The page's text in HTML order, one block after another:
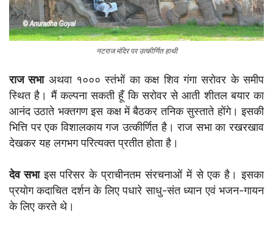
नटराज मंदिर पर उत्कीर्णित हाथी
राज सभाअथवा १००० स्तंभों का कक्ष शिव गंगा सरोवर के समीप
स्थित है। मैं कल्पना सकती हूँ कि सरोवर से आती शीतल बयार का
आनंद उठाते भक्तगण इस कक्ष में बैठकर तनिक सुस्ताते होंगे। इसकी
भित्ति पर एक विशालकाय गज उत्कीर्णित है। राज सभा का रखरखाव
देखकर यह लगभग परित्यक्त प्रतीत होता है।
देव सभाइस परिसर के प्राचीनतम संरचनाओं में से एक है। इसका
प्रयोग कदाचित दर्शन के लिए पधारे साधु-संत ध्यान एवं भजन-गायन
के लिए करते थे।